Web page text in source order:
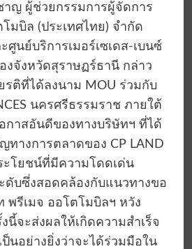
ญ ผู้ช่วยกรรมการผู้จัดการ
มบิล (ประเทศไทย) จำกัด
นย์บริการเมอร์เซเดส-เบนซ์
งจังหวัดสุราษฏร์ธานี กล่าว
รติที่ได้ลงนาม MOU ร่วมกับ
นครศรีธรรมราช ภายใต้
กาสอันดีของทางบริษัทฯ ที่ได้
ทางการตลาดของ CP LAND
ะโยชน์ที่มีความโดดเด่น
ดับซึ่งสอดคล้องกับแนวทางขอ
พรีเมจ ออโตโมบิลฯ หวัง
นี้จะส่งผลให้เกิดความสำเร็จ
นอย่างยิ่งว่าจะได้ร่วมมือใน